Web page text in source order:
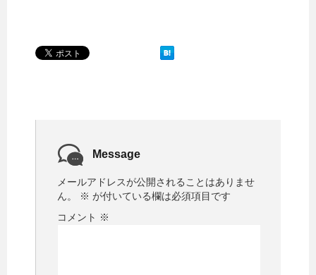
Message
メールアドレスが公開されることはありませ
ん。
※ が付いている欄は必須項目です
コメント ※